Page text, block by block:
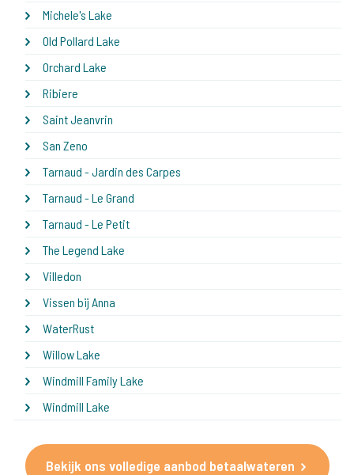
Michele's Lake
Old Pollard Lake
Orchard Lake
Ribiere
Saint Jeanvrin
San Zeno
Tarnaud - Jardin des Carpes
Tarnaud - Le Grand
Tarnaud - Le Petit
The Legend Lake
Villedon
Vissen bij Anna
WaterRust
Willow Lake
Windmill Family Lake
Windmill Lake
Bekijk ons volledige aanbod betaalwateren